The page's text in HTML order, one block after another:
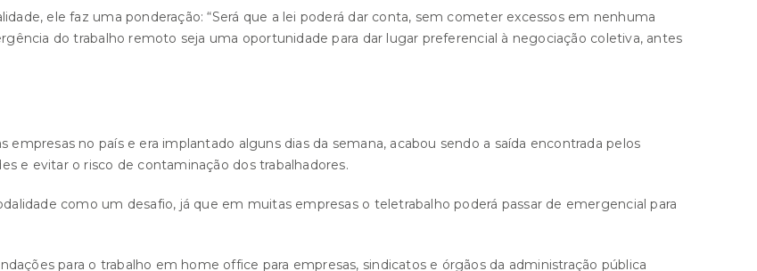
ele faz uma ponderação: “Será que a lei poderá dar conta, sem cometer excessos em nenhuma
do trabalho remoto seja uma oportunidade para dar lugar preferencial à negociação coletiva, antes
empresas no país e era implantado alguns dias da semana, acabou sendo a saída encontrada pelos
e evitar o risco de contaminação dos trabalhadores.
como um desafio, já que em muitas empresas o teletrabalho poderá passar de emergencial para
para o trabalho em home office para empresas, sindicatos e órgãos da administração pública